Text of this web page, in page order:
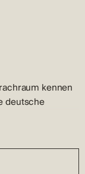
Straßen und
direkten
Nationalpark
Investition für
Kauf noch
bedeutet,
Kontaktieren Sie
kennen
deutsche
sie konnte ihr